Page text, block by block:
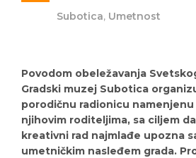
Subotica, Umetnost
Povodom obeležavanja
Gradski muzej Subotica
porodičnu radionicu
njihovim roditeljima, sa ciljem
kreativni rad najmlađe upozna
umetničkim nasleđem grada.